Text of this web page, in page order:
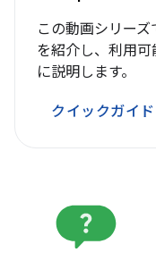
この動画シリー
を紹介し、利用
に説明します。
クイックガイ